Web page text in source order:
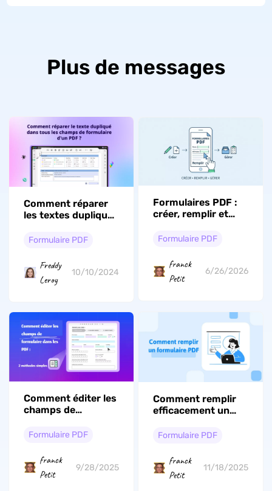
Plus de messages
Comment réparer
les textes dupliqués
champs de
PDF : Raisons et
solutions
Formulaire PDF
Freddy
Leroy
10/10/2024
Formulaires PDF :
créer, remplir et
et
Formulaire PDF
franck
Petit
6/26/2026
Comment éditer les
champs de
PDF : 2 méthodes
Formulaire PDF
franck
Petit
9/28/2025
Comment remplir
efficacement un
Formulaire PDF
franck
Petit
11/18/2025